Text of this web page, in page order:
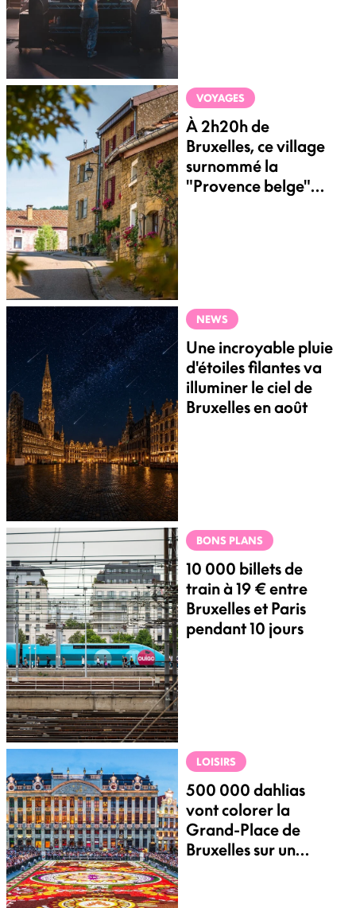
VOYAGES
À 2h20h de
Bruxelles, ce village
surnommé la
"Provence belge"
NEWS
Une incroyable pluie
d'étoiles filantes va
illuminer le ciel de
Bruxelles en août
BONS PLANS
10 000 billets de
train à 19 € entre
Bruxelles et Paris
pendant 10 jours
LOISIRS
500 000 dahlias
vont colorer la
Grand-Place de
Bruxelles sur un